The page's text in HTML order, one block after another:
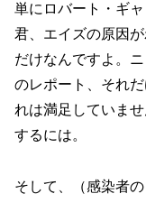
単にロバート・ギ
君、エイズの原因
だけなんですよ。
のレポート、それ
れは満足していま
するには。
そして、（感染者